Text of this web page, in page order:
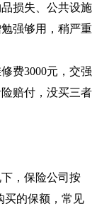
损失、公共设施
强够用，稍严重
费3000元，交强
赔付，没买三者
，保险公司按
买的保额，常见